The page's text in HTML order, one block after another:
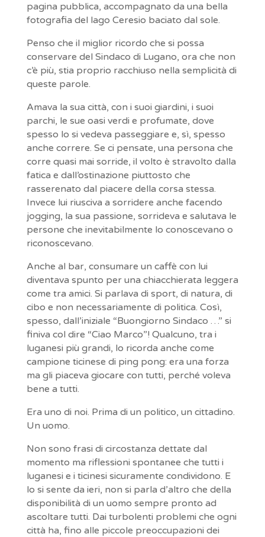
pagina pubblica, accompagnato da una bella
fotografia del lago Ceresio baciato dal sole.
Penso che il miglior ricordo che si possa
conservare del Sindaco di Lugano, ora che non
c’è più, stia proprio racchiuso nella semplicità di
queste parole.
Amava la sua città, con i suoi giardini, i suoi
parchi, le sue oasi verdi e profumate, dove
spesso lo si vedeva passeggiare e, sì, spesso
anche correre. Se ci pensate, una persona che
corre quasi mai sorride, il volto è stravolto dalla
fatica e dall’ostinazione piuttosto che
rasserenato dal piacere della corsa stessa.
Invece lui riusciva a sorridere anche facendo
jogging, la sua passione, sorrideva e salutava le
persone che inevitabilmente lo conoscevano o
riconoscevano.
Anche al bar, consumare un caffè con lui
diventava spunto per una chiacchierata leggera
come tra amici. Si parlava di sport, di natura, di
cibo e non necessariamente di politica. Così,
spesso, dall’iniziale “Buongiorno Sindaco …” si
finiva col dire “Ciao Marco”! Qualcuno, tra i
luganesi più grandi, lo ricorda anche come
campione ticinese di ping pong: era una forza
ma gli piaceva giocare con tutti, perché voleva
bene a tutti.
Era uno di noi. Prima di un politico, un cittadino.
Un uomo.
Non sono frasi di circostanza dettate dal
momento ma riflessioni spontanee che tutti i
luganesi e i ticinesi sicuramente condividono. E
lo si sente da ieri, non si parla d’altro che della
disponibilità di un uomo sempre pronto ad
ascoltare tutti. Dai turbolenti problemi che ogni
città ha, fino alle piccole preoccupazioni dei